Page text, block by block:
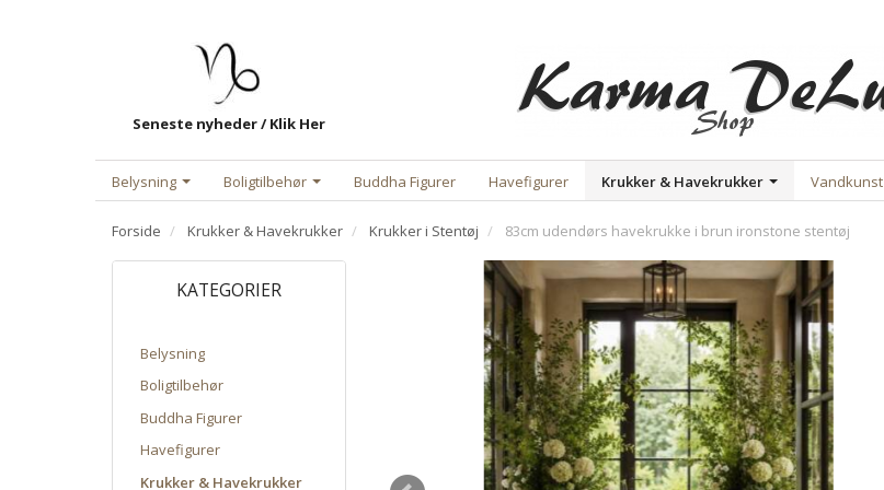
Seneste nyheder / Klik Her
Belysning Boligtilbehør Buddha Figurer Havefigurer Krukker & Havekrukker Vandkunst
Forside Krukker & Havekrukker Krukker i Stentøj 83cm udendørs havekrukke i brun ironstone stentøj
KATEGORIER
Belysning
Boligtilbehør
Buddha Figurer
Havefigurer
Krukker & Havekrukker